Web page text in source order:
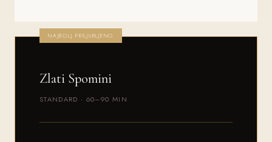
NAJBOLJ PRILJUBLJENO
Zlati Spomini
STANDARD · 60–90 MIN